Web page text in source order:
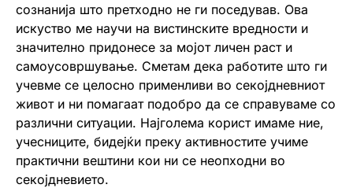
сознанија што претходно не ги поседував. Ова
искуство ме научи на вистинските вредности и
значително придонесе за мојот личен раст и
самоусовршување. Сметам дека работите што ги
учевме се целосно применливи во секојдневниот
живот и ни помагаат подобро да се справуваме со
различни ситуации. Најголема корист имаме ние,
учесниците, бидејќи преку активностите учиме
практични вештини кои ни се неопходни во
секојдневието.